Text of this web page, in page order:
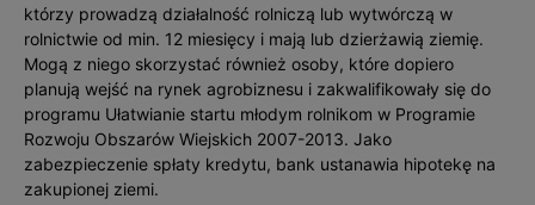
którzy prowadzą działalność rolniczą lub wytwórczą w
rolnictwie od min. 12 miesięcy i mają lub dzierżawią ziemię.
Mogą z niego skorzystać również osoby, które dopiero
planują wejść na rynek agrobiznesu i zakwalifikowały się do
programu Ułatwianie startu młodym rolnikom w Programie
Rozwoju Obszarów Wiejskich 2007-2013. Jako
zabezpieczenie spłaty kredytu, bank ustanawia hipotekę na
zakupionej ziemi.